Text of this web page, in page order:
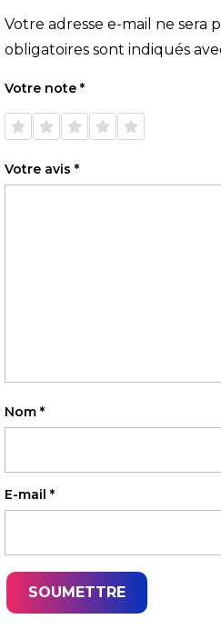
Votre adresse e-mail ne sera
obligatoires sont indiqués
Votre note *
1 étoile
sur 5
2 étoiles
sur 5
3 étoiles
sur 5
4 étoiles
sur 5
5 étoiles
sur 5
Votre avis *
Nom *
E-mail *